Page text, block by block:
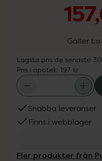
Gäller
Lägsta pris de senaste
Pris i apotek: 197 kr
Snabba leveranser
Finns i webblager
Fler produkter från